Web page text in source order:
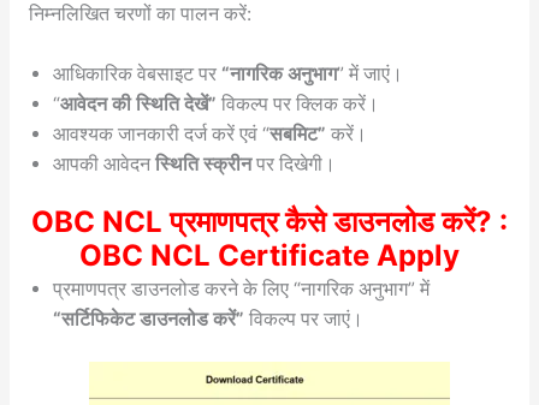
निम्नलिखित चरणों का पालन करें:
आधिकारिक वेबसाइट पर “नागरिक अनुभाग” में जाएं।
“आवेदन की स्थिति देखें” विकल्प पर क्लिक करें।
आवश्यक जानकारी दर्ज करें एवं “सबमिट” करें।
आपकी आवेदनस्थिति स्क्रीनपर दिखेगी।
OBC NCL प्रमाणपत्र कैसे डाउनलोड करें? :
OBC NCL Certificate Apply
प्रमाणपत्र डाउनलोड करने के लिए “नागरिक अनुभाग” में
“सर्टिफिकेट डाउनलोड करें” विकल्प पर जाएं।